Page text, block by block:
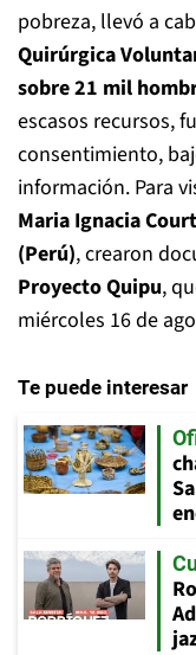
pobreza, llevó a
Quirúrgica
sobre 21 mil
escasos recursos,
consentimiento,
información. Para
Maria Ignacia
(Perú), crearon
Proyecto Quipu,
miércoles 16 de
Te puede interesar